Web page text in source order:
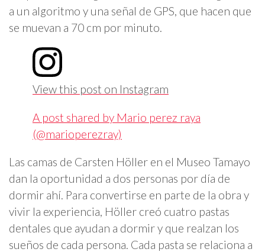
a un algoritmo y una señal de GPS, que hacen que
se muevan a 70 cm por minuto.
View this post on Instagram
A post shared by Mario perez raya
(@marioperezray)
Las camas de Carsten Höller en el Museo Tamayo
dan la oportunidad a dos personas por día de
dormir ahí. Para convertirse en parte de la obra y
vivir la experiencia, Höller creó cuatro pastas
dentales que ayudan a dormir y que realzan los
sueños de cada persona. Cada pasta se relaciona a